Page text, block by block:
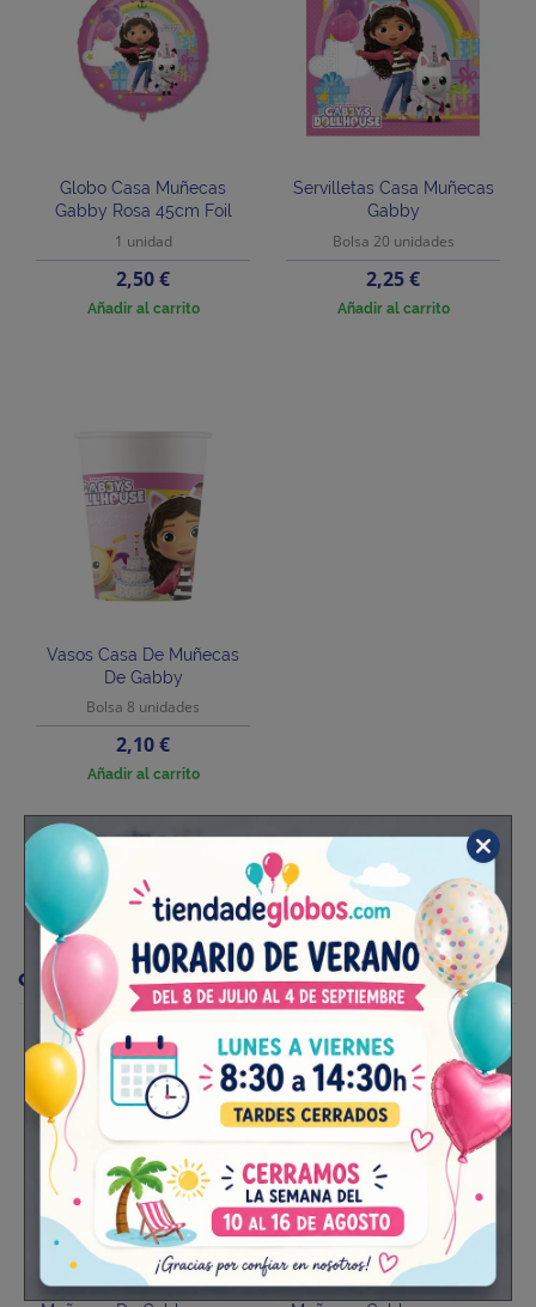
Globo Casa Muñecas
Gabby Rosa 45cm Foil
1 unidad
Precio
2,50 €
Añadir al carrito
Servilletas Casa Muñecas
Gabby
Bolsa 20 unidades
Precio
2,25 €
Añadir al carrito
Vasos Casa De Muñecas
De Gabby
Bolsa 8 unidades
Precio
2,10 €
Añadir al carrito
2 otros productos en la misma
categoría:
Vasos Casa De
Servilletas Casa